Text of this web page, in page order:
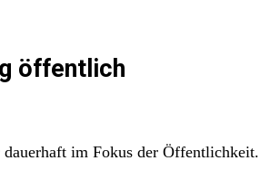
öffentlich
im Fokus der Öffentlichkeit.